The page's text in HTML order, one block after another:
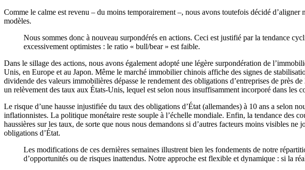
Comme le calme est revenu – du moins temporairement –, nous avons toutefois décidé
modèles.
Nous sommes donc à nouveau surpondérés en actions. Ceci est justifié par la tendance
excessivement optimistes : le ratio « bull/bear » est faible.
Dans le sillage des actions, nous avons également adopté une légère surpondération de
Unis, en Europe et au Japon. Même le marché immobilier chinois affiche des signes de
dividende des valeurs immobilières dépasse le rendement des obligations d’entreprises de près
un relèvement des taux aux États-Unis, lequel est selon nous insuffisamment incorporé dans les
Le risque d’une hausse injustifiée du taux des obligations d’État (allemandes) à 10 ans a selon
inflationnistes. La politique monétaire reste souple à l’échelle mondiale. Enfin, la tendance des
haussières sur les taux, de sorte que nous nous demandons si d’autres facteurs moins visibles
obligations d’État.
Les modifications de ces dernières semaines illustrent bien les fondements de notre
d’opportunités ou de risques inattendus. Notre approche est flexible et dynamique : si la